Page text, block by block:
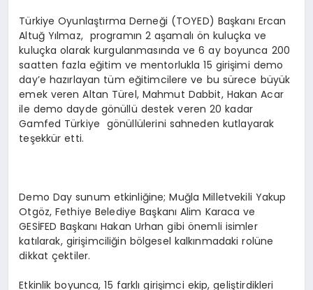
Türkiye Oyunlaştırma Derneği (TOYED) Başkanı Ercan
Altuğ Yılmaz, programın 2 aşamalı ön kuluçka ve
kuluçka olarak kurgulanmasında ve 6 ay boyunca 200
saatten fazla eğitim ve mentorlukla 15 girişimi demo
day’e hazırlayan tüm eğitimcilere ve bu sürece büyük
emek veren Altan Türel, Mahmut Dabbit, Hakan Acar
ile demo dayde gönüllü destek veren 20 kadar
Gamfed Türkiye gönüllülerini sahneden kutlayarak
teşekkür etti.
Demo Day sunum etkinliğine; Muğla Milletvekili Yakup
Otgöz, Fethiye Belediye Başkanı Alim Karaca ve
GESİFED Başkanı Hakan Urhan gibi önemli isimler
katılarak, girişimciliğin bölgesel kalkınmadaki rolüne
dikkat çektiler.
Etkinlik boyunca, 15 farklı girişimci ekip, geliştirdikleri